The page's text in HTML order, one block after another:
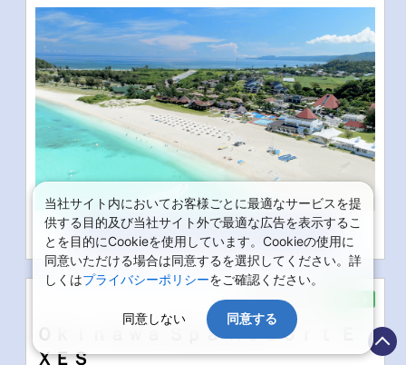
もっとみる
沖縄県 恩納村
Ｏｋｉｎａｗａ Ｓｐａ Ｒｅｓｏｒｔ Ｅ
ＸＥＳ
当社サイト内においてお客様ごとに最適なサービスを提
供する目的及び当社サイト外で最適な広告を表示するこ
とを目的にCookieを使用しています。Cookieの使用に
同意いただける場合は同意するを選択してください。詳
しくはプライバシーポリシーをご確認ください。
同意しない 同意する